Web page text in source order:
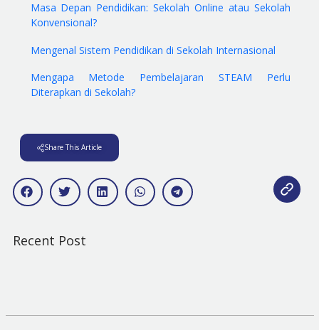
Masa Depan Pendidikan: Sekolah Online atau Sekolah
Konvensional?
Mengenal Sistem Pendidikan di Sekolah Internasional
Mengapa Metode Pembelajaran STEAM Perlu
Diterapkan di Sekolah?
Share This Article
Recent Post